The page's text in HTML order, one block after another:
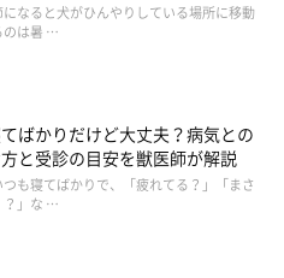
なしぐさや行動をとると、「い
主さんも多いかもしれません
になると犬がひんやりしている場所に移動
のは暑 …
ばかりだけど大丈夫？病気との
と受診の目安を獣医師が解説
も寝てばかりで、「疲れてる？」「まさ
？」な …